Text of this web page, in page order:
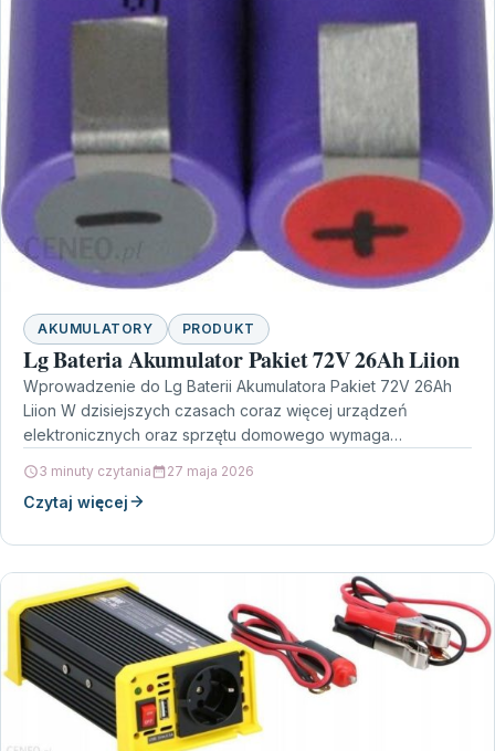
AKUMULATORY PRODUKT
Lg Bateria Akumulator Pakiet 72V 26Ah Liion
Wprowadzenie do Lg Baterii Akumulatora Pakiet 72V 26Ah
Liion W dzisiejszych czasach coraz więcej urządzeń
elektronicznych oraz sprzętu domowego wymaga
3 minuty czytania 27 maja 2026
Czytaj więcej